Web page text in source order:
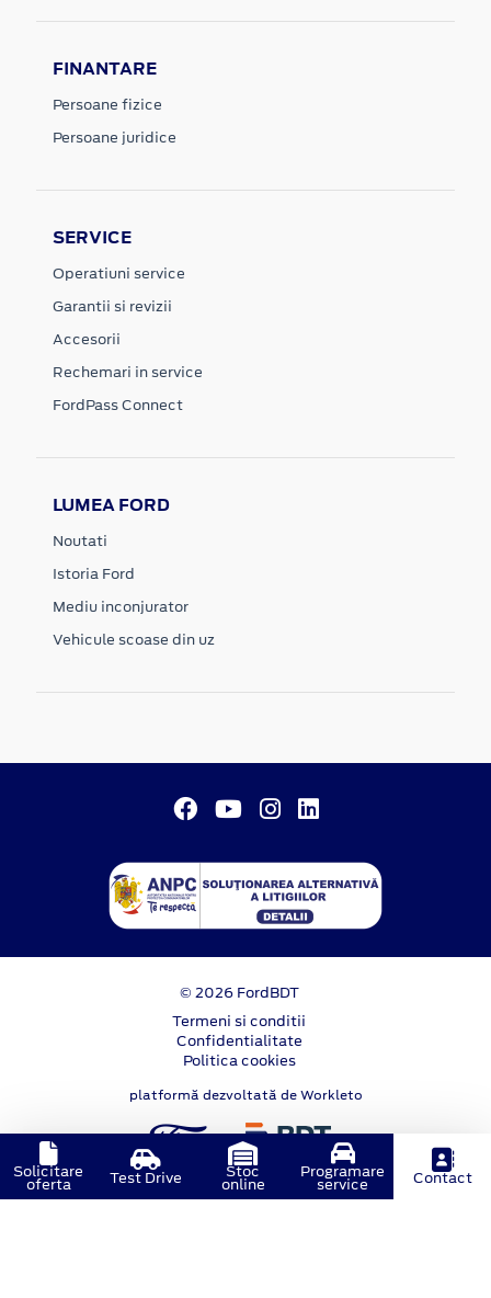
FINANTARE
Persoane fizice
Persoane juridice
SERVICE
Operatiuni service
Garantii si revizii
Accesorii
Rechemari in service
FordPass Connect
LUMEA FORD
Noutati
Istoria Ford
Mediu inconjurator
Vehicule scoase din uz
© 2026 FordBDT
Termeni si conditii
Confidentialitate
Politica cookies
platformă dezvoltată de Workleto
Solicitare
oferta Test Drive Stoc
online
Programare
service Contact